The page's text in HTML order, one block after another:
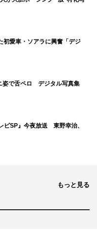
初愛車・ソアラに興奮「デジ
姿で舌ペロ デジタル写真集
ビSP』今夜放送 東野幸治、
もっと見る